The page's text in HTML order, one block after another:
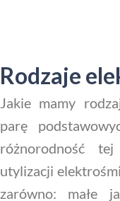
Rodzaje
Jakie mamy
parę
różnorodność
utylizacji
zarówno: